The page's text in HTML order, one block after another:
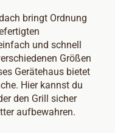
bringt Ordnung
und schnell
Größen
Gerätehaus bietet
Hier kannst du
den Grill sicher
aufbewahren.